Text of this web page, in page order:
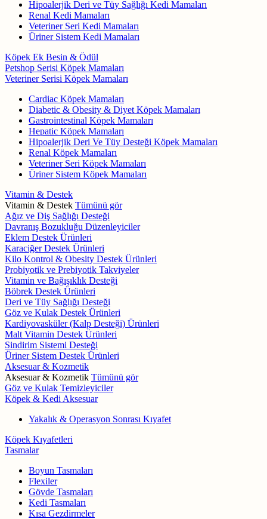
Hipoalerjik Deri ve Tüy Sağlığı Kedi Mamaları
Renal Kedi Mamaları
Veteriner Seri Kedi Mamaları
Üriner Sistem Kedi Mamaları
Köpek Ek Besin & Ödül
Petshop Serisi Köpek Mamaları
Veteriner Serisi Köpek Mamaları
Cardiac Köpek Mamaları
Diabetic & Obesity & Diyet Köpek Mamaları
Gastrointestinal Köpek Mamaları
Hepatic Köpek Mamaları
Hipoalerjik Deri Ve Tüy Desteği Köpek Mamaları
Renal Köpek Mamaları
Veteriner Seri Köpek Mamaları
Üriner Sistem Köpek Mamaları
Vitamin & Destek
Vitamin & Destek Tümünü gör
Ağız ve Diş Sağlığı Desteği
Davranış Bozukluğu Düzenleyiciler
Eklem Destek Ürünleri
Karaciğer Destek Ürünleri
Kilo Kontrol & Obesity Destek Ürünleri
Probiyotik ve Prebiyotik Takviyeler
Vitamin ve Bağışıklık Desteği
Böbrek Destek Ürünleri
Deri ve Tüy Sağlığı Desteği
Göz ve Kulak Destek Ürünleri
Kardiyovasküler (Kalp Desteği) Ürünleri
Malt Vitamin Destek Ürünleri
Sindirim Sistemi Desteği
Üriner Sistem Destek Ürünleri
Aksesuar & Kozmetik
Aksesuar & Kozmetik Tümünü gör
Göz ve Kulak Temizleyiciler
Köpek & Kedi Aksesuar
Yakalık & Operasyon Sonrası Kıyafet
Köpek Kıyafetleri
Tasmalar
Boyun Tasmaları
Flexiler
Gövde Tasmaları
Kedi Tasmaları
Kısa Gezdirmeler